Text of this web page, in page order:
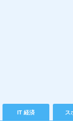
IT 経済 ス